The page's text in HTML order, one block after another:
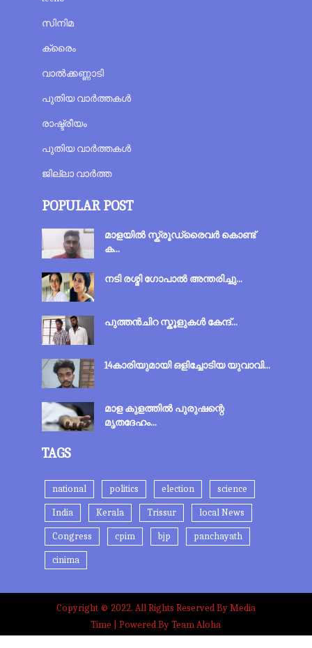
സിനിമ
ക്രൈം
വാല്‍ക്കണ്ണാടി
പുതിയ വാര്‍ത്തകള്‍
രാഷ്ട്രീയം
പുതിയ വാർത്തകൾ
ജില്ലാ വാർത്ത
POPULAR POST
മാളയില്‍ സ്ക്രൂഡ്രൈവർ കൊണ്ട്
ക...
നടി രശ്മി ഗോപാല്‍ അന്തരിച്ചു...
പുത്തന്‍‌ചിറ സ്കൂളുകള്‍ കേന്ദ്...
14കാരിയുമായി ഒളിച്ചോടിയ യുവാവി...
മാള കുളത്തിൽ പുരുഷന്റെ
മൃതദേഹം...
TAGS
national politics election
science
India
Kerala Trissur
local News
Congress
cpim bjp
panchayath
cinima
Copyright © 2022. All Rights Reserved By Media
Time | Powered By Team Aloha